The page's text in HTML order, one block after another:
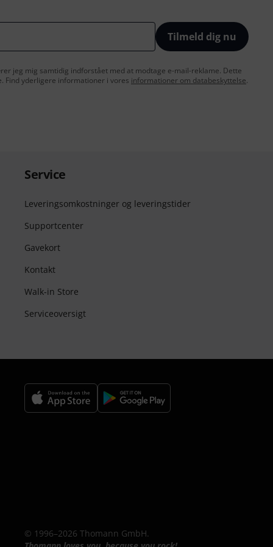
Tilmeld dig nu
jeg mig samtidig indforstået med at modtage e-mail-reklame. Dette
Find yderligere informationer i vores informationer om databeskyttelse.
Service
Leveringsomkostninger og leveringstider
Supportcenter
Gavekort
Kontakt
Walk-in Store
Serviceoversigt
© 1996–2026 Thomann GmbH.